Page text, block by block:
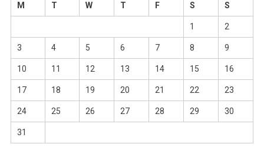
M
T W T F S S
1 2
3 4 5 6 7 8 9
10 11 12 13 14 15 16
17 18 19 20 21 22 23
24 25 26 27 28 29 30
31